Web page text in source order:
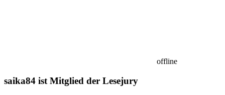
offline
saika84 ist Mitglied der Lesejury